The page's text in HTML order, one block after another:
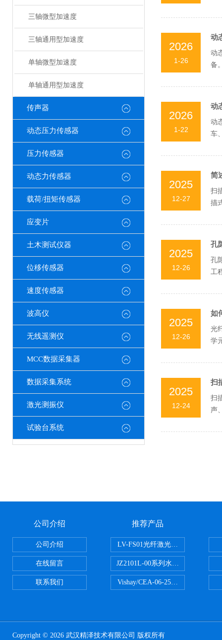
三轴微型加速度
三轴通用型加速度
单轴微型加速度
单轴通用型加速度
传声器
动态压力传感器
压力传感器
动态力传感器
载荷/扭矩传感器
应变片
土木测试仪器
位移传感器
速度传感器
波高仪
无线遥测仪
MCC数据采集器
数据采集系统
激光测振仪
试验台系统
2026
1-26
动
动
备
2026
1-22
动
动
车
2025
12-27
简
扫
描
2025
12-26
孔
孔
工
2025
12-26
如
光
学
2025
12-24
扫
扫
声
公司介绍
公司介绍
在线留言
联系我们
推荐产品
LV-FS01光纤激光测振仪
JZ2101L-00系列水下自由场-爆炸
Vishay/CEA-06-250US-350美国威
Copyright © 2026 武汉精泽技术有限公司 版权所有